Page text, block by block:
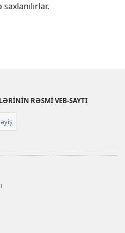
RƏSMİ VEB-SAYTI